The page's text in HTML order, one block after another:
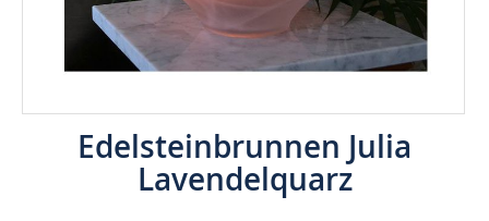
Edelsteinbrunnen Julia
Lavendelquarz